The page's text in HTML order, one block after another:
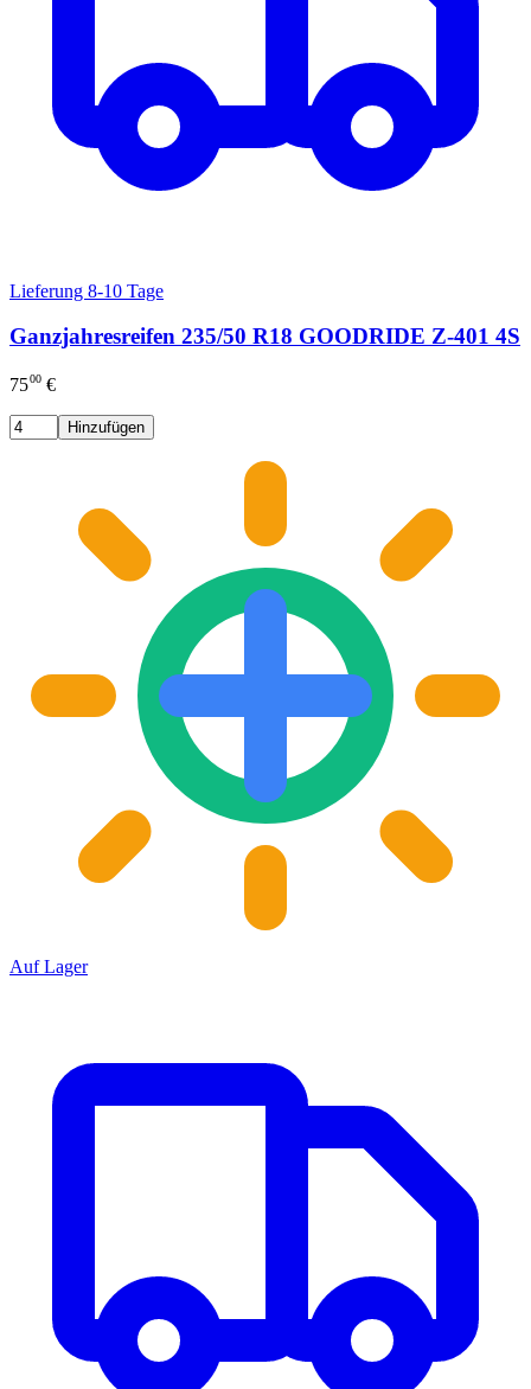
Lieferung 8-10 Tage
Ganzjahresreifen 235/50 R18 GOODRIDE Z-401 4S
7500 €
Hinzufügen
Auf Lager